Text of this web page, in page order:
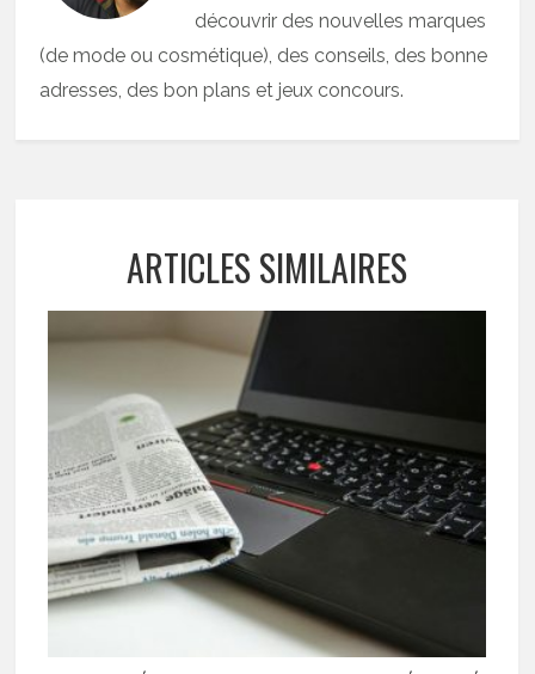
découvrir des nouvelles marques
(de mode ou cosmétique), des conseils, des bonne
adresses, des bon plans et jeux concours.
ARTICLES SIMILAIRES